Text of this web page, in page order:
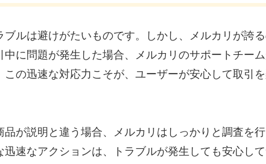
ルは避けがたいものです。しかし、メルカリが誇
に問題が発生した場合、メルカリのサポートチー
の迅速な対応力こそが、ユーザーが安心して取引
が説明と違う場合、メルカリはしっかりと調査を
速なアクションは、トラブルが発生しても安心し